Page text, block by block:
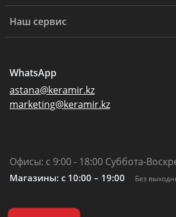
Наш сервис
WhatsApp
astana@keramir.kz
marketing@keramir.kz
Офисы: с 9:00 - 18:00 Суббота-
Магазины: c 10:00 – 19:00 Без